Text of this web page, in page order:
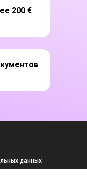
200 €
данных